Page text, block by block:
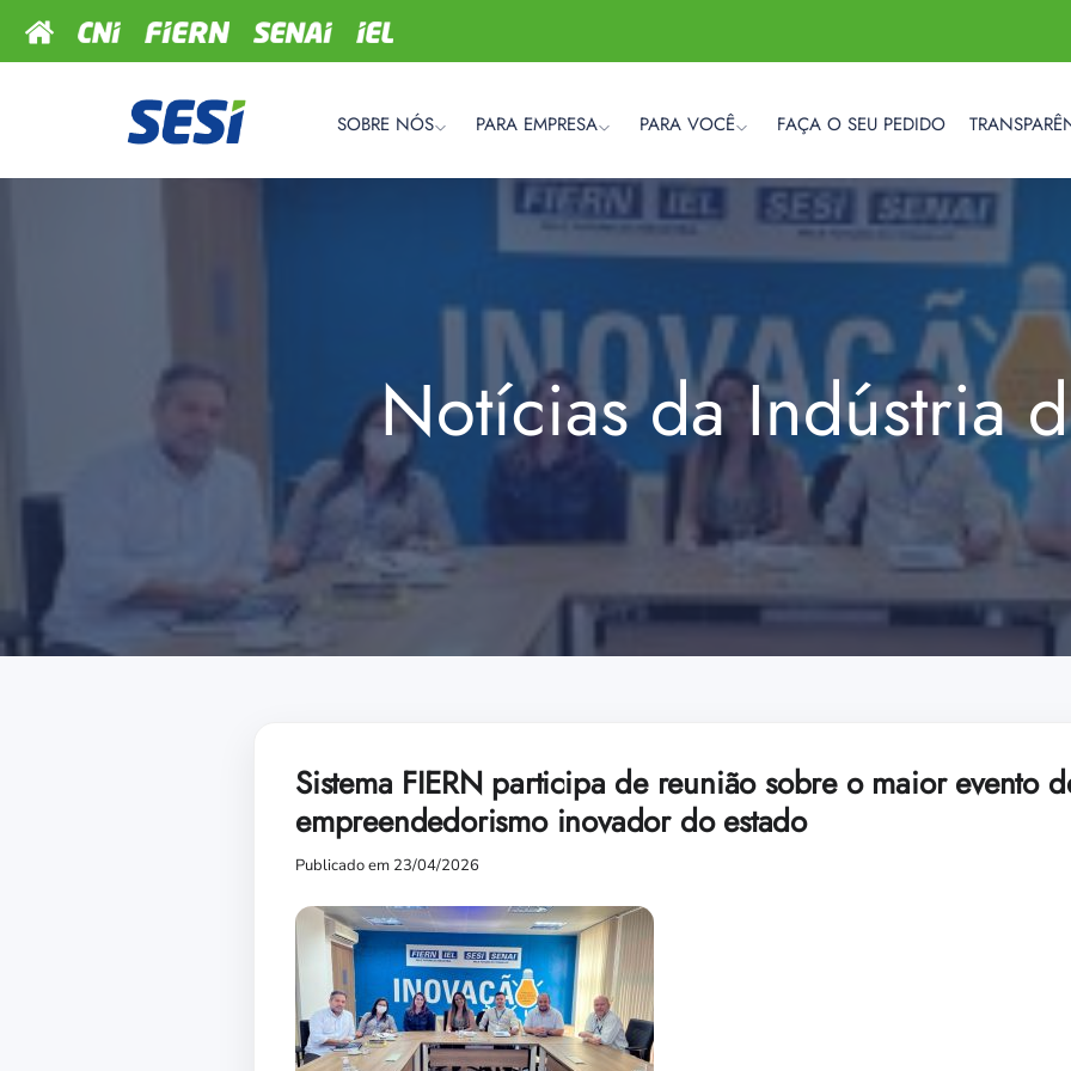
SOBRE NÓS PARA EMPRESA PARA VOCÊ FAÇA O SEU PEDIDO
Notícias da Indústria
Sistema FIERN participa de reunião sobre o maior evento
empreendedorismo inovador do estado
Publicado em 23/04/2026